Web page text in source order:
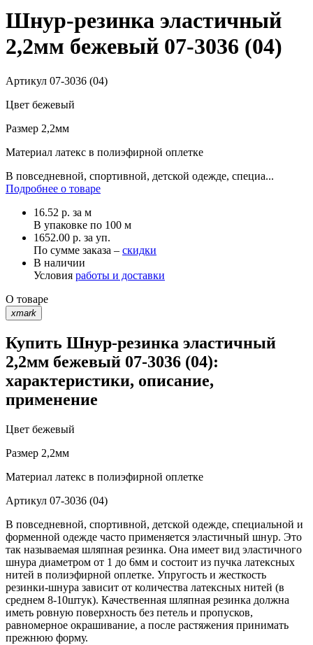
Шнур-резинка эластичный
2,2мм бежевый 07-3036 (04)
Артикул 07-3036 (04)
Цвет бежевый
Размер 2,2мм
Материал латекс в полиэфирной оплетке
В повседневной, спортивной, детской одежде, специа...
Подробнее о товаре
16.52 р. за м
В упаковке по 100 м
1652.00 р. за уп.
По сумме заказа – скидки
В наличии
Условия работы и доставки
О товаре
xmark
Купить Шнур-резинка эластичный
2,2мм бежевый 07-3036 (04):
характеристики, описание,
применение
Цвет бежевый
Размер 2,2мм
Материал латекс в полиэфирной оплетке
Артикул 07-3036 (04)
В повседневной, спортивной, детской одежде, специальной и
форменной одежде часто применяется эластичный шнур. Это
так называемая шляпная резинка. Она имеет вид эластичного
шнура диаметром от 1 до 6мм и состоит из пучка латексных
нитей в полиэфирной оплетке. Упругость и жесткость
резинки-шнура зависит от количества латексных нитей (в
среднем 8-10штук). Качественная шляпная резинка должна
иметь ровную поверхность без петель и пропусков,
равномерное окрашивание, а после растяжения принимать
прежнюю форму.